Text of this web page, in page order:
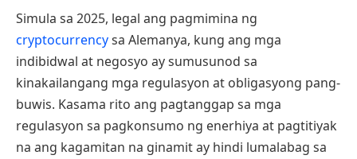
Simula sa 2025, legal ang pagmimina ng
cryptocurrencysa Alemanya, kung ang mga
indibidwal at negosyo ay sumusunod sa
kinakailangang mga regulasyon at obligasyong pang-
buwis. Kasama rito ang pagtanggap sa mga
regulasyon sa pagkonsumo ng enerhiya at pagtitiyak
na ang kagamitan na ginamit ay hindi lumalabag sa